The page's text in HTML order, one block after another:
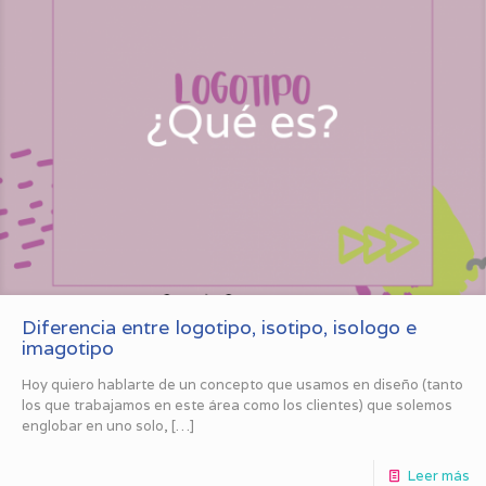
Diferencia entre logotipo, isotipo, isologo e
imagotipo
Hoy quiero hablarte de un concepto que usamos en diseño (tanto
los que trabajamos en este área como los clientes) que solemos
englobar en uno solo, […]
Leer más